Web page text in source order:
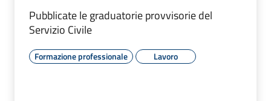
Pubblicate le graduatorie provvisorie del
Servizio Civile
Formazione professionale Lavoro